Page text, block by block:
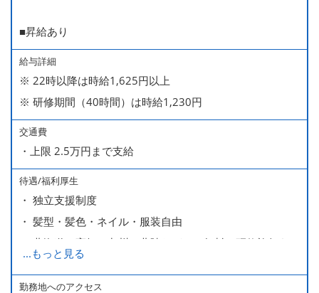
■昇給あり
給与詳細
※ 22時以降は時給1,625円以上
※ 研修期間（40時間）は時給1,230円
交通費
・上限 2.5万円まで支給
待遇/福利厚生
・ 独立支援制度
・ 髪型・髪色・ネイル・服装自由
・ 北海道や高知、九州、北陸などへの無料の研修旅行あり
ます
・ 無料の美味しい まかない食 あり
...もっと見る
勤務地へのアクセス